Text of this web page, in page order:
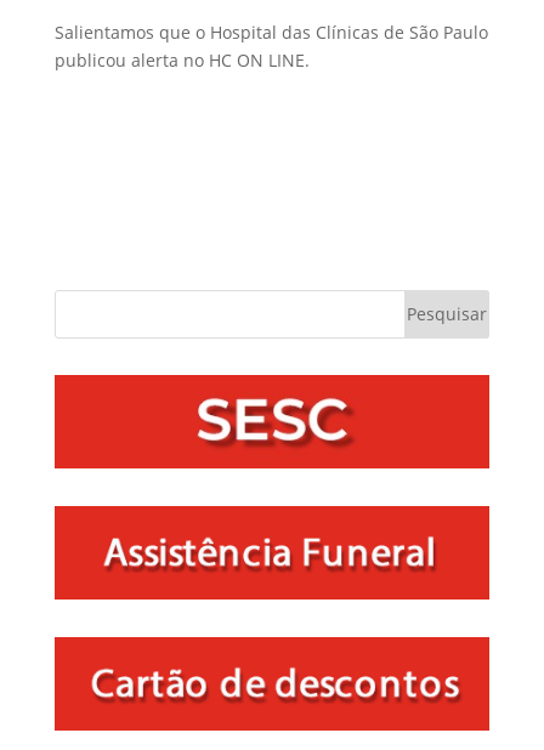
Salientamos que o Hospital das Clínicas de São Paulo
publicou alerta no HC ON LINE.